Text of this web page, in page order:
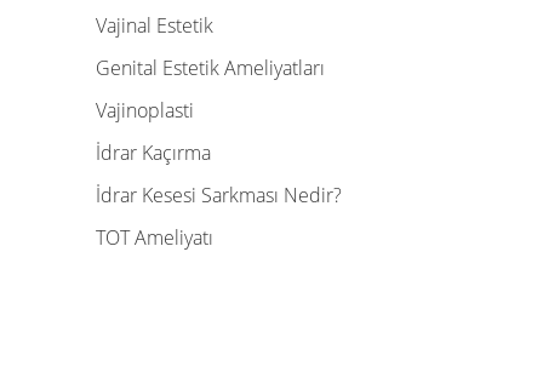
Vajinal Estetik
Genital Estetik Ameliyatları
Vajinoplasti
İdrar Kaçırma
İdrar Kesesi Sarkması Nedir?
TOT Ameliyatı